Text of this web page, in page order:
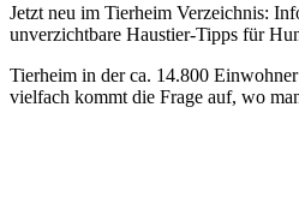
Jetzt neu im Tierheim Verzeichnis:
unverzichtbare Haustier-Tipps für
Tierheim in der ca. 14.800
vielfach kommt die Frage auf, wo